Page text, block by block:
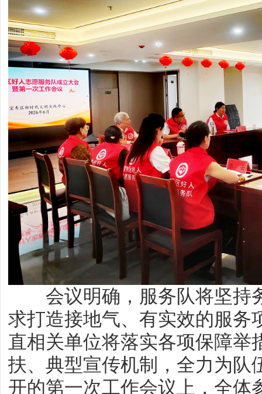
会议明确，服务队将坚持
求打造接地气、有实效的服务
直相关单位将落实各项保障举
扶、典型宣传机制，全力为队
开的第一次工作会议上，全体